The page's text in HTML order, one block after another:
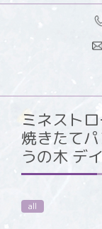
ミネスト
焼きたて
うの木 デ
all